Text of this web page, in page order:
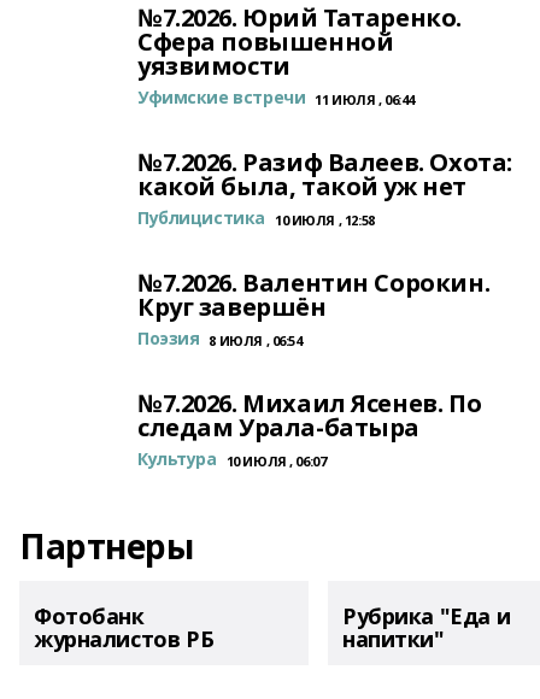
№7.2026. Юрий Татаренко.
Сфера повышенной
уязвимости
Уфимские встречи 11 ИЮЛЯ , 06:44
№7.2026. Разиф Валеев. Охота:
какой была, такой уж нет
Публицистика 10 ИЮЛЯ , 12:58
№7.2026. Валентин Сорокин.
Круг завершён
Поэзия 8 ИЮЛЯ , 06:54
№7.2026. Михаил Ясенев. По
следам Урала-батыра
Культура 10 ИЮЛЯ , 06:07
Партнеры
Фотобанк
журналистов РБ
Рубрика "Еда и
напитки"